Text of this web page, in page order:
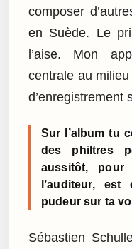
composer
en Suède. Le
l’aise. Mon
centrale au
d’enregistrement
Sur l’album tu
des philtres
aussitôt,
l’auditeur,
pudeur sur ta
Sébastien